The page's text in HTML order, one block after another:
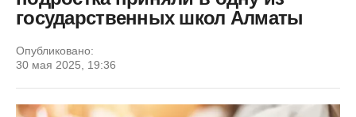
государственных школ Алматы
Опубликовано:
30 мая 2025, 19:36